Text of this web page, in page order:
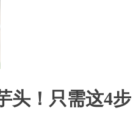
头！只需这4